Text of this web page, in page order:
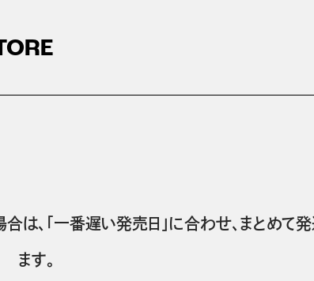
、「一番遅い発売日」に合わせ、まとめて
ます。